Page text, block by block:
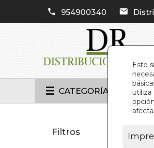
Este
utiliza
954900340
CATEGORÍAS
Filtros